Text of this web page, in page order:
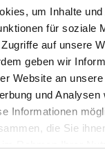
um Inhalte
für soziale
auf unsere
geben wir
Website an
und Analysen
Informationen
die Sie
Pkw
54.750 km
05/2023
180 kW / 245